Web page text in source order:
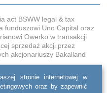
act BSWW legal & tax
funduszowi Uno Capital oraz
Owerko w transakcji
sprzedaż akcji przez
akcjonariuszy Bakalland
CZYTAJ DALEJ
stronie internetowej w
oraz by zapewnić